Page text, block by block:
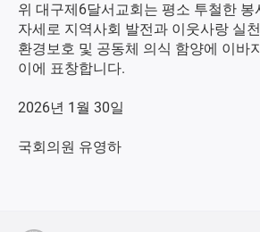
위 대구제6달서교회는 평소 투철한 봉
자세로 지역사회 발전과 이웃사랑 실
환경보호 및 공동체 의식 함양에 이바
이에 표창합니다.
2026년 1월 30일
국회의원 유영하